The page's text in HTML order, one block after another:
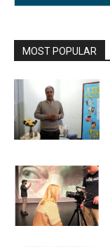
MOST POPULAR